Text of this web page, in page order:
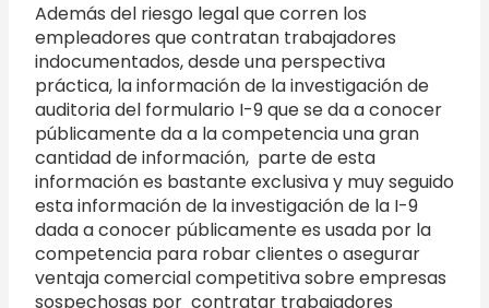
Además del riesgo legal que corren los
empleadores que contratan trabajadores
indocumentados, desde una perspectiva
práctica, la información de la investigación de
auditoria del formulario I-9 que se da a conocer
públicamente da a la competencia una gran
cantidad de información, parte de esta
información es bastante exclusiva y muy seguido
esta información de la investigación de la I-9
dada a conocer públicamente es usada por la
competencia para robar clientes o asegurar
ventaja comercial competitiva sobre empresas
sospechosas por contratar trabajadores